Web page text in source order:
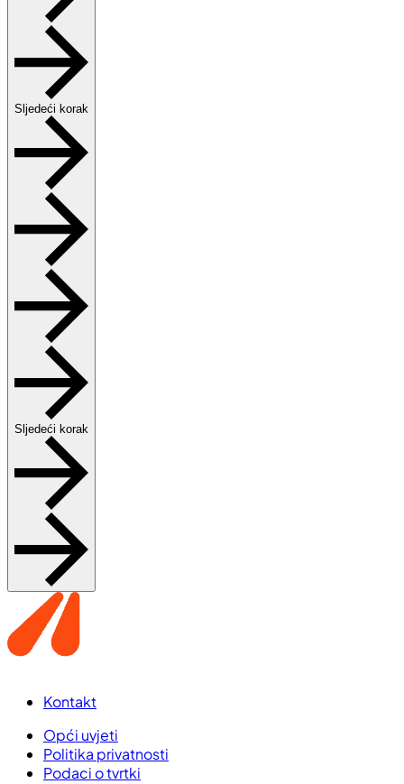
Sljedeći korak
Sljedeći korak
Kontakt
Opći uvjeti
Politika privatnosti
Podaci o tvrtki